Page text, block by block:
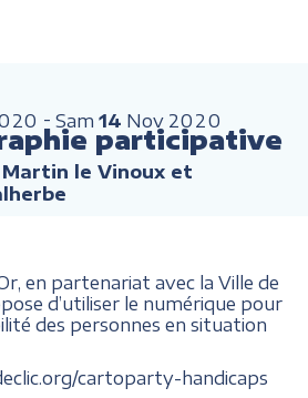
Sam 14 Nov 2020
participative
le Vinoux et
en partenariat avec la Ville de
d’utiliser le numérique pour
des personnes en situation
cartoparty-handicaps